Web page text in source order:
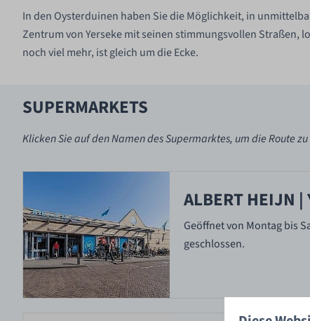
In den Oysterduinen haben Sie die Möglichkeit, in
Zentrum von Yerseke mit seinen stimmungsvollen Straßen,
noch viel mehr, ist gleich um die Ecke.
SUPERMARKETS
Klicken Sie auf den Namen des Supermarktes, um die Route
ALBERT HEIJN |
Geöffnet von Montag bis
geschlossen.